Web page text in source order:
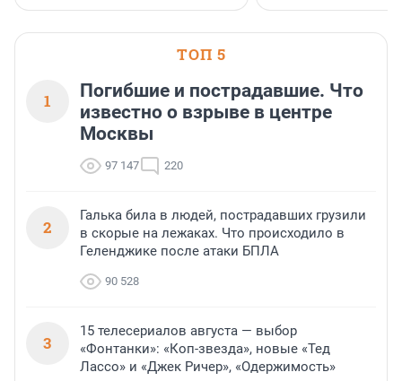
ТОП 5
1
Погибшие и пострадавшие. Что
известно о взрыве в центре
Москвы
97 147 220
2
Галька била в людей, пострадавших грузили
в скорые на лежаках. Что происходило в
Геленджике после атаки БПЛА
90 528
3
15 телесериалов августа — выбор
«Фонтанки»: «Коп-звезда», новые «Тед
Лассо» и «Джек Ричер», «Одержимость»